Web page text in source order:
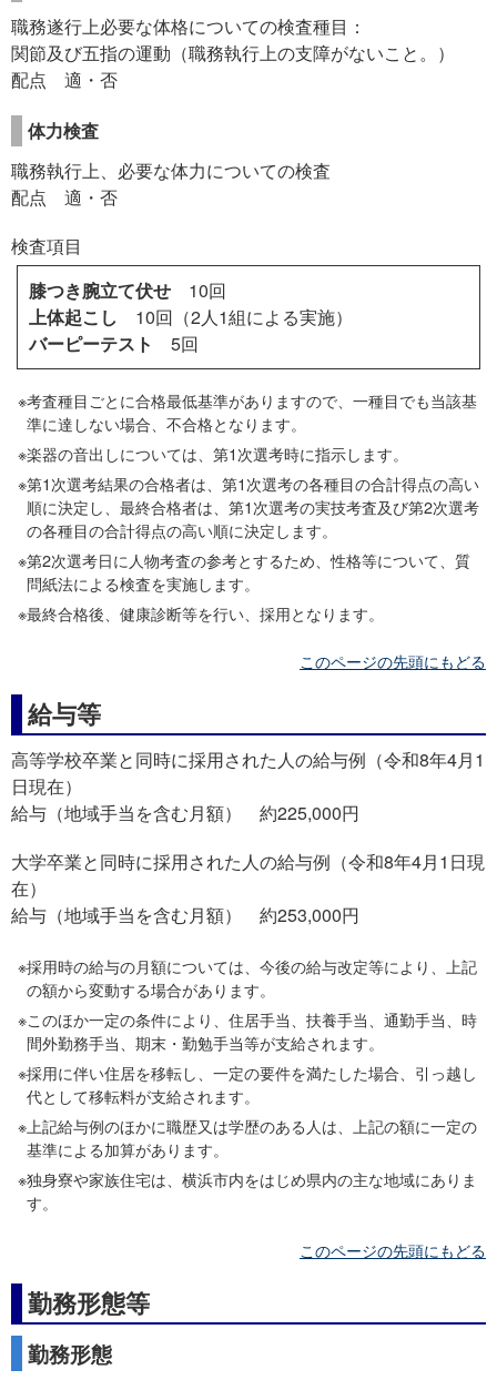
職務遂行上必要な体格についての検査種目：
関節及び五指の運動（職務執行上の支障がないこと。）
配点 適・否
体力検査
職務執行上、必要な体力についての検査
配点 適・否
検査項目
膝つき腕立て伏せ 10回
上体起こし 10回（2人1組による実施）
バーピーテスト
5回
考査種目ごとに合格最低基準がありますので、一種目でも当該基
準に達しない場合、不合格となります。
楽器の音出しについては、第1次選考時に指示します。
第1次選考結果の合格者は、第1次選考の各種目の合計得点の高い
順に決定し、最終合格者は、第1次選考の実技考査及び第2次選考
の各種目の合計得点の高い順に決定します。
第2次選考日に人物考査の参考とするため、性格等について、質
問紙法による検査を実施します。
最終合格後、健康診断等を行い、採用となります。
このページの先頭にもどる
給与等
高等学校卒業と同時に採用された人の給与例（令和8年4月1
日現在）
給与（地域手当を含む月額） 約225,000円
大学卒業と同時に採用された人の給与例（令和8年4月1日現
在）
給与（地域手当を含む月額） 約253,000円
採用時の給与の月額については、今後の給与改定等により、上記
の額から変動する場合があります。
このほか一定の条件により、住居手当、扶養手当、通勤手当、時
間外勤務手当、期末・勤勉手当等が支給されます。
採用に伴い住居を移転し、一定の要件を満たした場合、引っ越し
代として移転料が支給されます。
上記給与例のほかに職歴又は学歴のある人は、上記の額に一定の
基準による加算があります。
独身寮や家族住宅は、横浜市内をはじめ県内の主な地域にありま
す。
このページの先頭にもどる
勤務形態等
勤務形態